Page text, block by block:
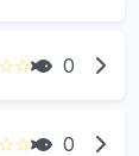
☆☆ 0
☆☆ 0